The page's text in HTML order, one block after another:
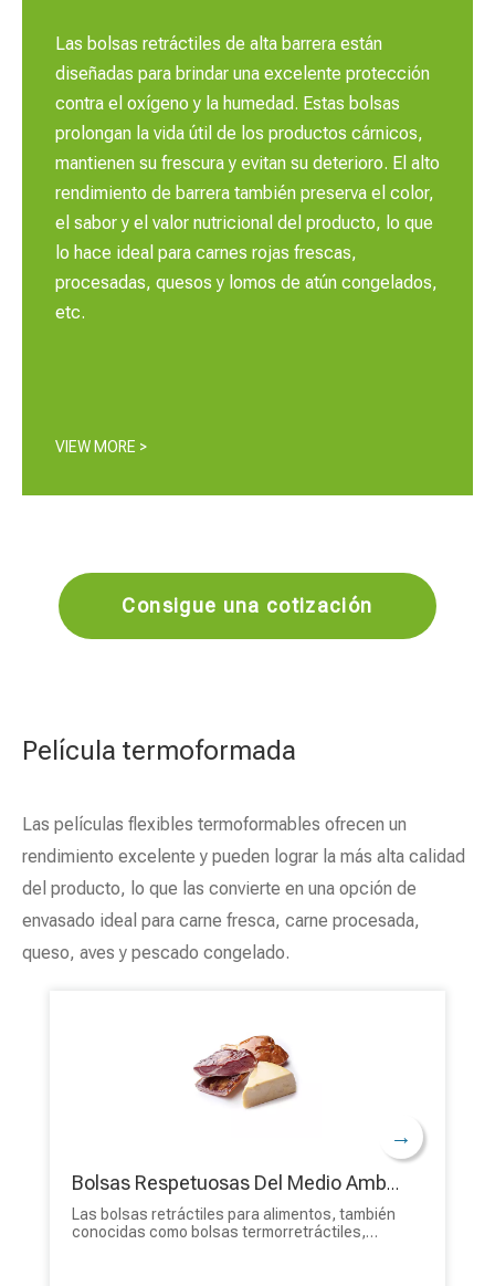
Las bolsas retráctiles de alta barrera están
diseñadas para brindar una excelente protección
contra el oxígeno y la humedad. Estas bolsas
prolongan la vida útil de los productos cárnicos,
mantienen su frescura y evitan su deterioro. El alto
rendimiento de barrera también preserva el color,
el sabor y el valor nutricional del producto, lo que
lo hace ideal para carnes rojas frescas,
procesadas, quesos y lomos de atún congelados,
etc.​​​​​​​
VIEW MORE >
Consigue una cotización
Película termoformada
Las películas flexibles termoformables ofrecen un
rendimiento excelente y pueden lograr la más alta calidad
del producto, lo que las convierte en una opción de
envasado ideal para carne fresca, carne procesada,
queso, aves y pescado congelado.
→
Bolsas Respetuosas Del Medio Ambiente De Comida Del Plástico Termorretráctil De Alta Protección Segura De Barrera De Comida Para La Carne
Las bolsas retráctiles para alimentos, también
conocidas como bolsas termorretráctiles,